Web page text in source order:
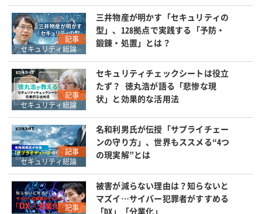
記事
セキュリティ総論
三井物産が明かす「セキュリティの
型」、128拠点で実践する「予防・
鍛錬・処置」とは？
記事
セキュリティ総論
セキュリティチェックシートは役立
たず？ 徳丸浩が語る「悲惨な現
状」と効果的な活用法
記事
セキュリティ総論
名和利男氏が伝授「サプライチェー
ンの守り方」、世界もススメる“4つ
の現実解”とは
記事
被害が減らない理由は？知らないと
マズイ…サイバー犯罪者がすすめる
「DX」「分業化」